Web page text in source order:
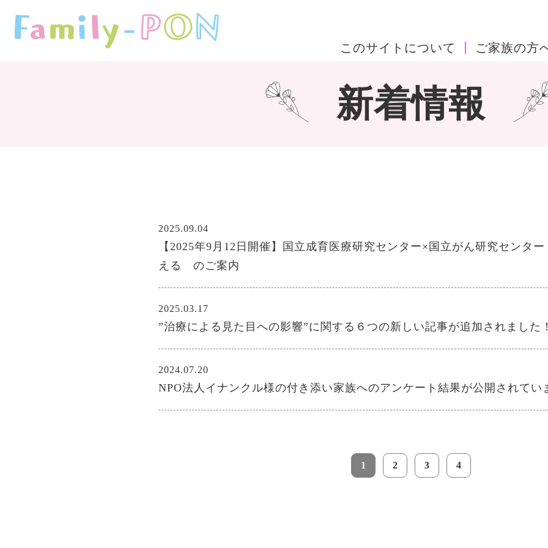
このサイトについて ご家族の方
新着情報
2025.09.04
【2025年9月12日開催】国立成育医療研究センター×国立がん研究センタ
える のご案内
2025.03.17
”治療による見た目への影響”に関する６つの新しい記事が追加されました
2024.07.20
NPO法人イナンクル様の付き添い家族へのアンケート結果が公開されてい
1 2 3 4